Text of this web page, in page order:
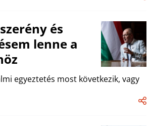
és
lenne a
egyeztetés most következik, vagy